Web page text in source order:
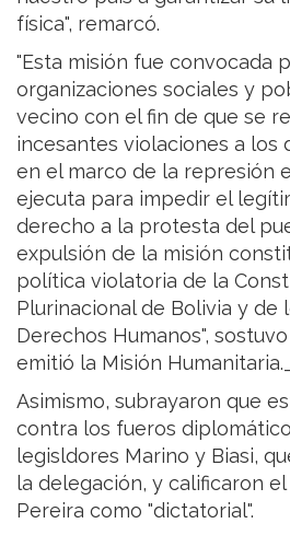
física", remarcó.
"Esta misión fue convocada
organizaciones sociales y
vecino con el fin de que se
incesantes violaciones a los
en el marco de la represión
ejecuta para impedir el
derecho a la protesta del
expulsión de la misión
política violatoria de la
Plurinacional de Bolivia y de
Derechos Humanos",
emitió la Misión
Asimismo, subrayaron que
contra los fueros
legisldores Marino y Biasi,
la delegación, y calificaron
Pereira como "dictatorial".